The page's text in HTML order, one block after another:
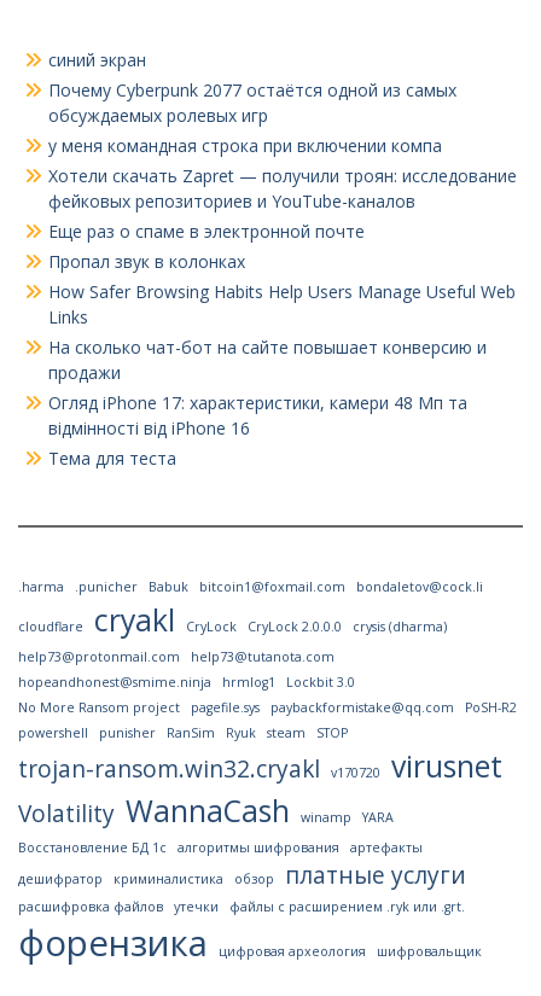
синий экран
Почему Cyberpunk 2077 остаётся одной из самых
обсуждаемых ролевых игр
у меня командная строка при включении компа
Хотели скачать Zapret — получили троян: исследование
фейковых репозиториев и YouTube-каналов
Еще раз о спаме в электронной почте
Пропал звук в колонках
How Safer Browsing Habits Help Users Manage Useful Web
Links
На сколько чат-бот на сайте повышает конверсию и
продажи
Огляд iPhone 17: характеристики, камери 48 Мп та
відмінності від iPhone 16
Тема для теста
.harma .punicher Babuk bitcoin1@foxmail.com bondaletov@cock.li
cloudflare cryakl CryLock CryLock 2.0.0.0
crysis (dharma)
help73@protonmail.com
help73@tutanota.com
hopeandhonest@smime.ninja
hrmlog1
Lockbit 3.0
No More Ransom project
pagefile.sys paybackformistake@qq.com
PoSH-R2
powershell
punisher RanSim Ryuk steam STOP
trojan-ransom.win32.cryakl v170720 virusnet
Volatility WannaCash winamp
YARA
Восстановление БД 1с
алгоритмы шифрования
артефакты
дешифратор
криминалистика обзор платные услуги
расшифровка файлов утечки файлы с расширением .ryk или .grt.
форензика цифровая археология шифровальщик